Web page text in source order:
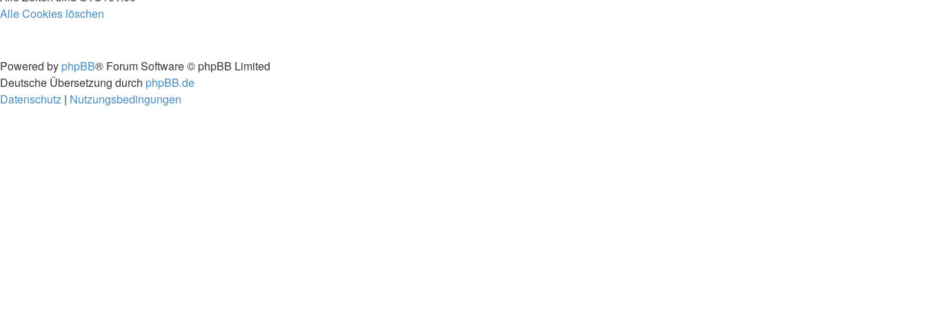
Alle Cookies löschen
Powered by phpBB® Forum Software © phpBB Limited
Deutsche Übersetzung durch phpBB.de
Datenschutz | Nutzungsbedingungen